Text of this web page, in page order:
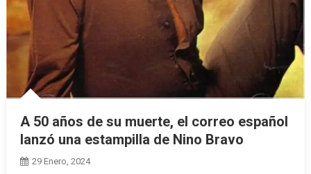
A 50 años de su muerte, el correo español
lanzó una estampilla de Nino Bravo
29 Enero, 2024